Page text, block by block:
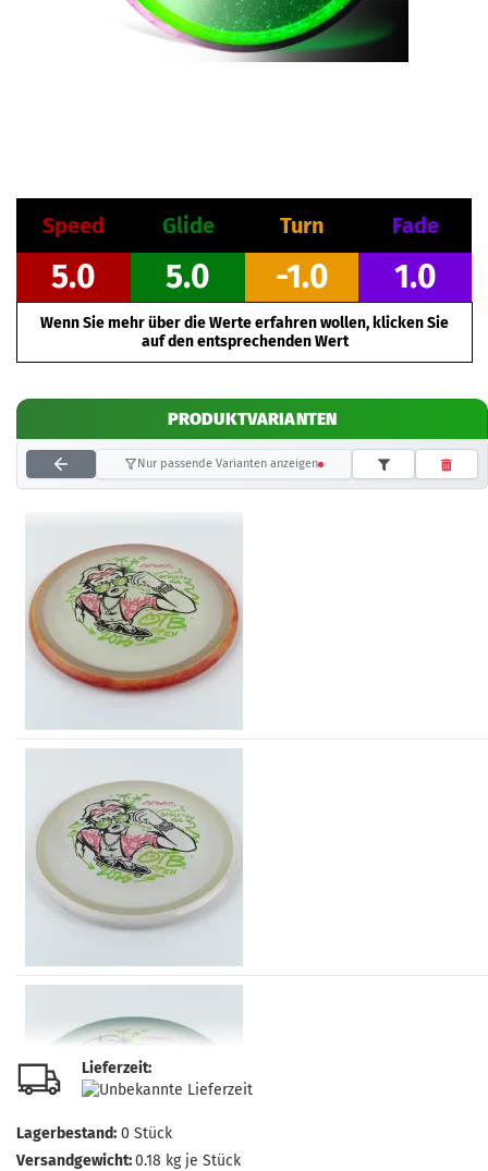
Speed Glide Turn Fade
5.0 5.0 -1.0 1.0
Wenn Sie mehr über die Werte erfahren wollen, klicken Sie
auf den entsprechenden Wert
PRODUKTVARIANTEN
Nur passende Varianten anzeigen
Lieferzeit:
Lagerbestand: 0 Stück
Versandgewicht:0.18 kg je Stück